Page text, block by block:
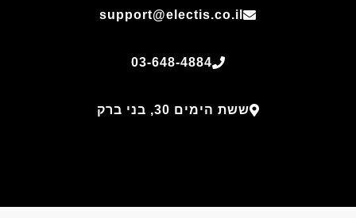
support@electis.co.il
03-648-4884
ששת הימים 30, בני ברק